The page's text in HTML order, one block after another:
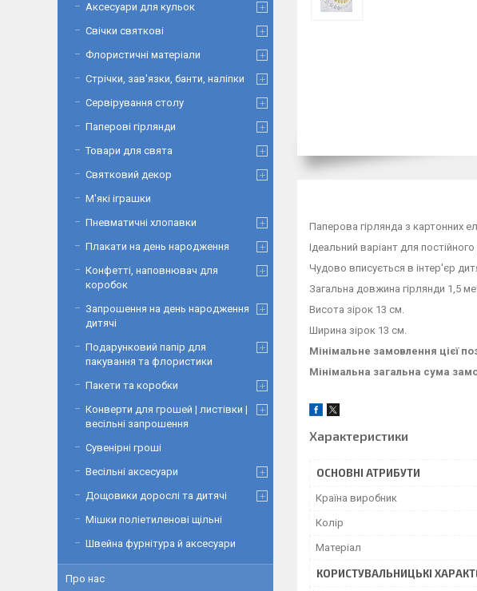
Паперова гірлянда з картонних
Ідеальний варіант для
Чудово вписується в інтер'єр
Загальна довжина гірлянди 1,5
Висота зірок 13 см.
Ширина зірок 13 см.
Мінімальне замовлення цієї
Мінімальна загальна сума
Характеристики
ОСНОВНІ АТРИБУТИ
Країна виробник
Колір
Матеріал
КОРИСТУВАЛЬНИЦЬКІ
Аксесуари для кульок
Свічки святкові
Флористичні матеріали
Стрічки, зав'язки, банти, наліпки
Сервірування столу
Паперові гірлянди
Товари для свята
Святковий декор
М'які іграшки
Пневматичні хлопавки
Плакати на день народження
Конфетті, наповнювач для
коробок
Запрошення на день народження
дитячі
Подарунковий папір для
пакування та флористики
Пакети та коробки
Конверти для грошей | листівки |
весільні запрошення
Сувенірні гроші
Весільні аксесуари
Дощовики дорослі та дитячі
Мішки поліетиленові щільні
Швейна фурнітура й аксесуари
Про нас